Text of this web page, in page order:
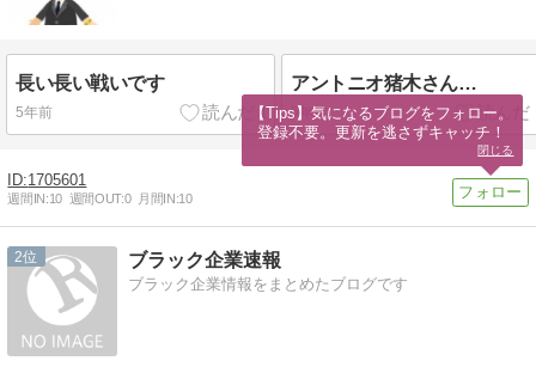
長い長い戦いです
5年前
アントニオ猪木さん…
5年前
1705601
週間IN:10 週間OUT:0 月間IN:10
2 ブラック企業速報
ブラック企業情報をまとめたブログです
【Tips】気になるブログをフォロー。
登録不要。更新を逃さずキャッチ！
閉じる